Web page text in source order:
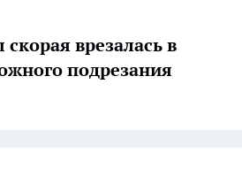
врезалась в
подрезания